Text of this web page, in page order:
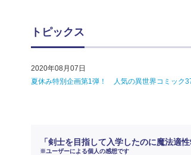
トピックス
2020年08月07日
夏休み特別企画第1弾！ 人気の異世界コミック
「剣士を目指して入学したのに魔法
※ユーザーによる個人の感想です